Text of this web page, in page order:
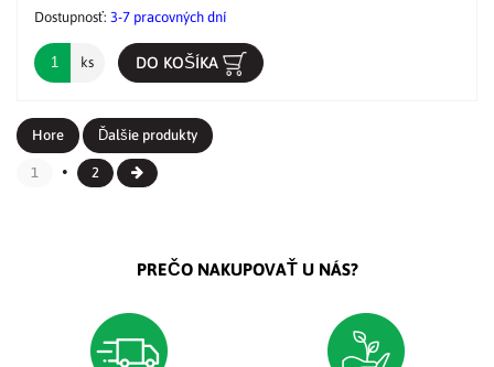
Dostupnosť: 3-7 pracovných dní
ks DO KOŠÍKA
Hore Ďalšie produkty
1 2
PREČO NAKUPOVAŤ U NÁS?